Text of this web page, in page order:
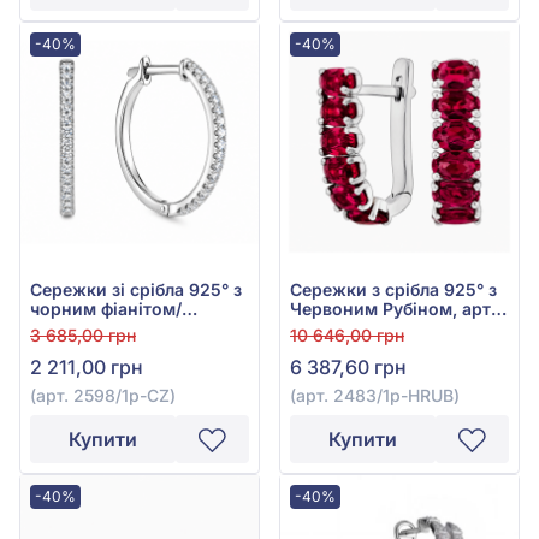
-40%
Сережки зі срібла 925° з
чорним фіанітом/
куб.цирконієм, арт.
2598/1р-CZ
3 685,00 грн
2 211,00 грн
(арт. 2598/1р-CZ)
Купити
-40%
Сережки з срібла 925° з
Червоним Рубіном, арт.
2483/1р-HRUB
10 646,00 грн
6 387,60 грн
(арт. 2483/1р-HRUB)
Купити
-40% -40%